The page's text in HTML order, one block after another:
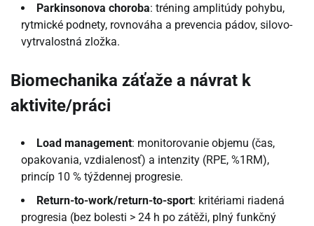
Parkinsonova choroba: tréning amplitúdy pohybu,
rytmické podnety, rovnováha a prevencia pádov, silovo-
vytrvalostná zložka.
Biomechanika záťaže a návrat k
aktivite/práci
Load management: monitorovanie objemu (čas,
opakovania, vzdialenosť) a intenzity (RPE, %1RM),
princíp 10 % týždennej progresie.
Return-to-work/return-to-sport: kritériami riadená
progresia (bez bolesti > 24 h po zátěži, plný funkčný